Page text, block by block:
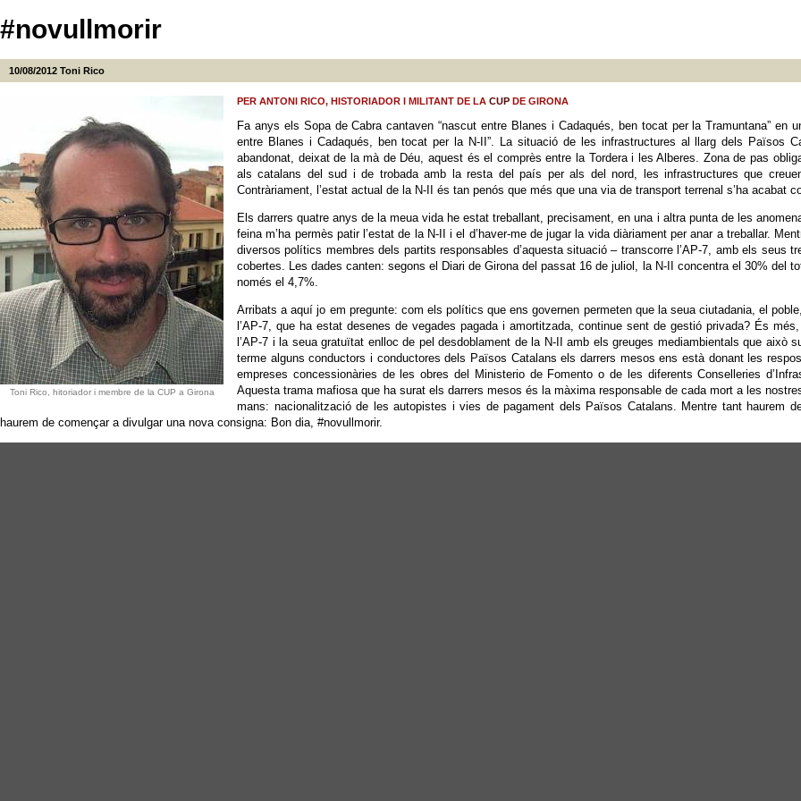
#novullmorir
10/08/2012 Toni Rico
Toni Rico, hitoriador i membre de la CUP a Girona
PER ANTONI RICO, HISTORIADOR I MILITANT DE LA CUP DE GIRONA
Fa anys els Sopa de Cabra cantaven “nascut entre Blanes i Cadaqués, ben tocat per la Tramuntana”
entre Blanes i Cadaqués, ben tocat per la N-II”. La situació de les infrastructures al llarg dels Països
abandonat, deixat de la mà de Déu, aquest és el comprès entre la Tordera i les Alberes. Zona de pas
als catalans del sud i de trobada amb la resta del país per als del nord, les infrastructures que
Contràriament, l’estat actual de la N-II és tan penós que més que una via de transport terrenal s’ha acabat
Els darrers quatre anys de la meua vida he estat treballant, precisament, en una i altra punta de les
feina m’ha permès patir l’estat de la N-II i el d’haver-me de jugar la vida diàriament per anar a treballar.
diversos polítics membres dels partits responsables d’aquesta situació – transcorre l’AP-7, amb els seus
cobertes. Les dades canten: segons el Diari de Girona del passat 16 de juliol, la N-II concentra el 30% del
només el 4,7%.
Arribats a aquí jo em pregunte: com els polítics que ens governen permeten que la seua ciutadania, el
l’AP-7, que ha estat desenes de vegades pagada i amortitzada, continue sent de gestió privada? És
l’AP-7 i la seua gratuïtat enlloc de pel desdoblament de la N-II amb els greuges mediambientals que això
terme alguns conductors i conductores dels Països Catalans els darrers mesos ens està donant les
empreses concessionàries de les obres del Ministerio de Fomento o de les diferents Conselleries
Aquesta trama mafiosa que ha surat els darrers mesos és la màxima responsable de cada mort a les
mans: nacionalització de les autopistes i vies de pagament dels Països Catalans. Mentre tant haurem
haurem de començar a divulgar una nova consigna: Bon dia, #novullmorir.